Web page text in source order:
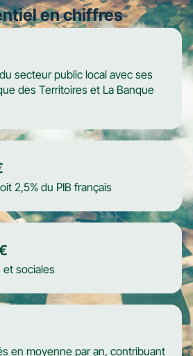
en chiffres
secteur public local avec ses
des Territoires et La Banque
2,5% du PIB français
et sociales
en moyenne par an, contribuant